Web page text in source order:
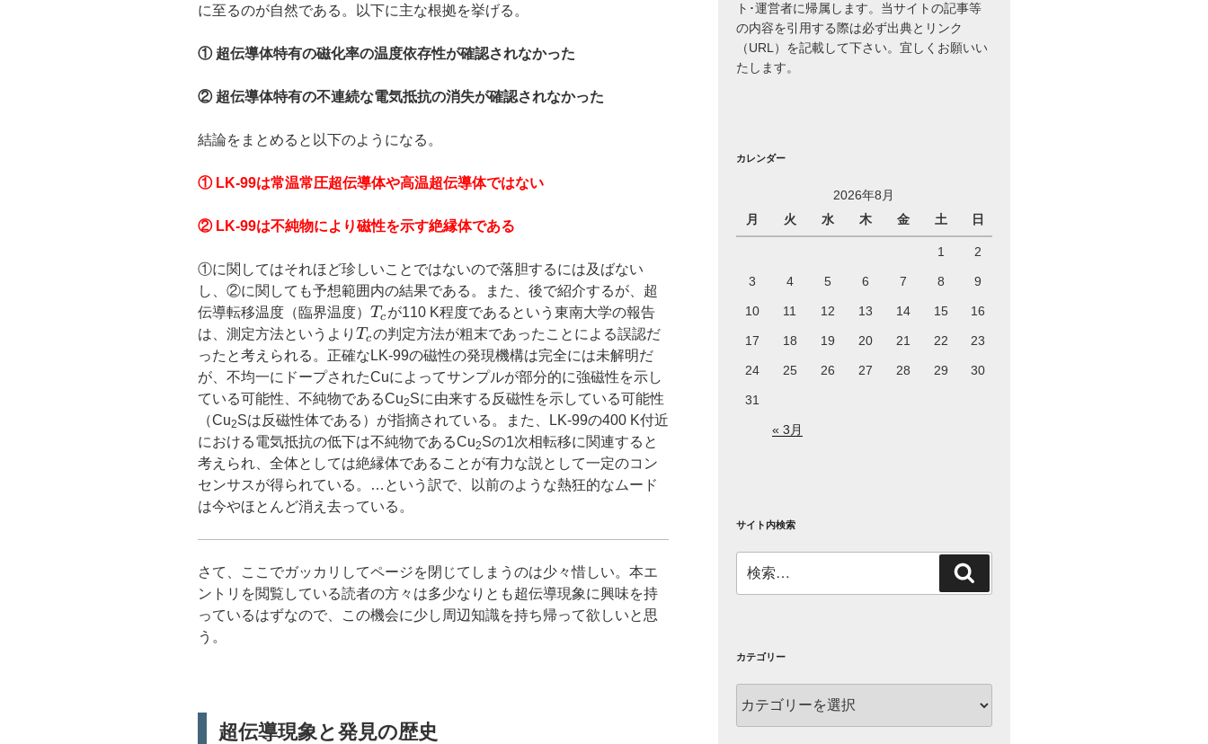
に至るのが自然である。以下に主な根拠を挙げる。
① 超伝導体特有の磁化率の温度依存性が確認されなかった
② 超伝導体特有の不連続な電気抵抗の消失が確認されなかった
結論をまとめると以下のようになる。
① LK-99は常温常圧超伝導体や高温超伝導体ではない
② LK-99は不純物により磁性を示す絶縁体である
①に関してはそれほど珍しいことではないので落胆するには及ばない
し、②に関しても予想範囲内の結果である。また、後で紹介するが、超
伝導転移温度（臨界温度） T_c
Tc が110 K程度であるという東南大学の報告
は、測定方法というより T_c
Tcの判定方法が粗末であったことによる誤認だ
ったと考えられる。正確なLK-99の磁性の発現機構は完全には未解明だ
が、不均一にドープされたCuによってサンプルが部分的に強磁性を示し
ている可能性、不純物であるCu2Sに由来する反磁性を示している可能性
（Cu2Sは反磁性体である）が指摘されている。また、LK-99の400 K付近
における電気抵抗の低下は不純物であるCu2Sの1次相転移に関連すると
考えられ、全体としては絶縁体であることが有力な説として一定のコン
センサスが得られている。…という訳で、以前のような熱狂的なムード
は今やほとんど消え去っている。
さて、ここでガッカリしてページを閉じてしまうのは少々惜しい。本エ
ントリを閲覧している読者の方々は多少なりとも超伝導現象に興味を持
っているはずなので、この機会に少し周辺知識を持ち帰って欲しいと思
う。
超伝導現象と発見の歴史
ト･運営者に帰属します。当サイトの記事等
の内容を引用する際は必ず出典とリンク
（URL）を記載して下さい。宜しくお願いい
たします。
カレンダー
2026年8月
月
火 水 木 金 土 日
1 2
3 4 5 6 7 8 9
10 11 12 13 14 15 16
17 18 19 20 21 22 23
24 25 26 27 28 29 30
31
« 3月
サイト内検索
索:
索
カテゴリー
テ